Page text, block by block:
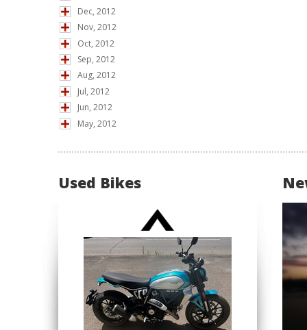
Dec, 2012
Nov, 2012
Oct, 2012
Sep, 2012
Aug, 2012
Jul, 2012
Jun, 2012
May, 2012
Used Bikes